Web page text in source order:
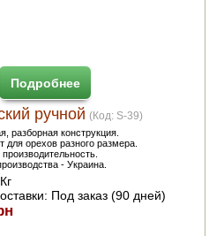
Подробнее
ручной (Код: S-39)
разборная конструкция.
для орехов разного размера.
- Украина.
Под заказ (90 дней)